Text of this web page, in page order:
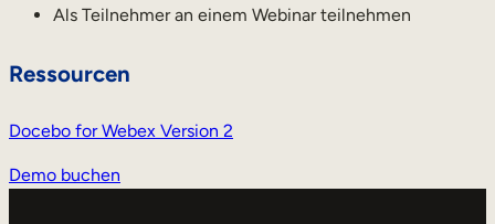
Als Teilnehmer an einem Webinar teilnehmen
Ressourcen
Docebo for Webex Version 2
Demo buchen